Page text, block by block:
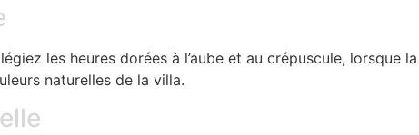
les heures dorées à l’aube et au crépuscule, lorsque
naturelles de la villa.